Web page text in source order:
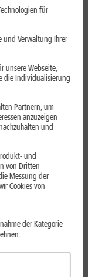
Trainingsablauf
GPS,
für
und Verwaltung Ihrer
unsere Webseite,
die Individualisierung
Partnern, um
anzuzeigen
und
und
von Dritten
Messung der
Cookies von
der Kategorie